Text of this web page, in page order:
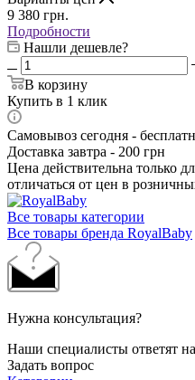
9 380 грн.
Подробности
Нашли дешевле?
В корзину
Купить в 1 клик
Самовывоз сегодня -
Доставка завтра - 200 грн
Цена действительна только
отличаться от цен в
Все товары категории
Все товары бренда RoyalBaby
Нужна консультация?
Наши специалисты ответят
Задать вопрос